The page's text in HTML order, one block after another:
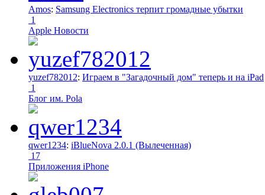
Amos: Samsung Electronics терпит громадные убытки
1
Apple Новости
yuzef782012: Играем в "Загадочный дом" теперь и на iPad
1
Блог им. Pola
qwer1234: iBlueNova 2.0.1 (Вылеченная)
17
Приложения iPhone